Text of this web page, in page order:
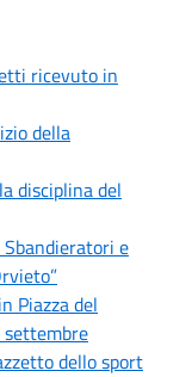
ricevuto in
della
disciplina del
e
Piazza del
settembre
dello sport